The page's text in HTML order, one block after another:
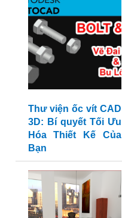
Thư viện ốc vít CAD
3D: Bí quyết Tối Ưu
Hóa Thiết Kế Của
Bạn